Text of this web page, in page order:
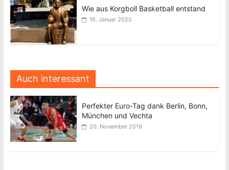
Wie aus Korgboll Basketball entstand
16. Januar 2025
Auch interessant
Perfekter Euro-Tag dank Berlin, Bonn,
München und Vechta
20. November 2019